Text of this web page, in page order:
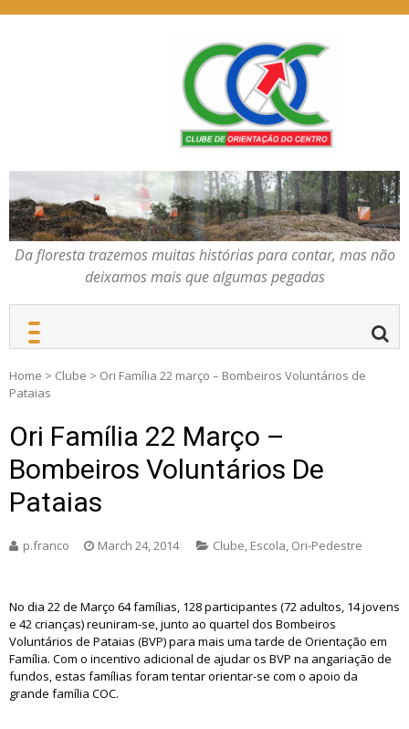
COC – CLUBE DE
ORIENTAÇÃO DO
CENTRO
Da floresta trazemos
muitas histórias para
contar, mas não deixamos
mais que algumas
pegadas
Da floresta trazemos muitas histórias para contar, mas não
deixamos mais que algumas pegadas
Home > Clube > Ori Família 22 março – Bombeiros Voluntários de
Pataias
Ori Família 22 Março –
Bombeiros Voluntários De
Pataias
p.franco March 24, 2014 Clube, Escola, Ori-Pedestre
No dia 22 de Março 64 famílias, 128 participantes (72 adultos, 14 jovens
e 42 crianças) reuniram-se, junto ao quartel dos Bombeiros
Voluntários de Pataias (BVP) para mais uma tarde de Orientação em
Família. Com o incentivo adicional de ajudar os BVP na angariação de
fundos, estas famílias foram tentar orientar-se com o apoio da
grande família COC.